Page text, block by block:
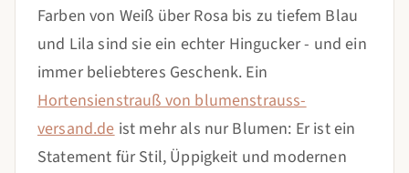
Farben von Weiß über Rosa bis zu tiefem Blau
und Lila sind sie ein echter Hingucker - und ein
immer beliebteres Geschenk. Ein
Hortensienstrauß von blumenstrauss-
versand.deist mehr als nur Blumen: Er ist ein
Statement für Stil, Üppigkeit und modernen